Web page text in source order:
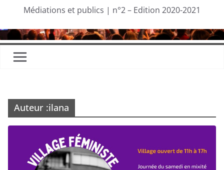
Médiations et publics | n°2 – Edition 2020-2021
Auteur :ilana